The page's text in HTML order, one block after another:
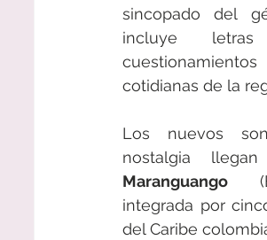
sincopado del
incluye
cotidianas de la
Los nuevos
Maranguango
integrada por
del Caribe